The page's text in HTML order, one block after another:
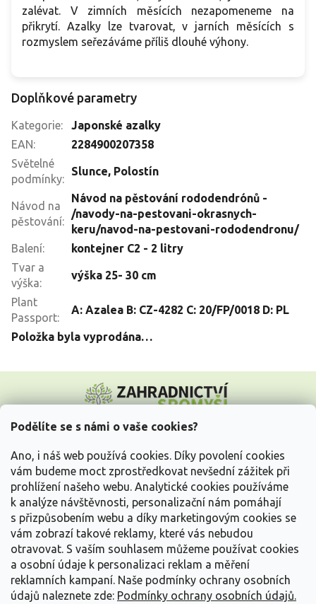
Podělíte se s námi o vaše cookies?
Ano, i náš web používá cookies. Díky povolení cookies
vám budeme moct zprostředkovat nevšední zážitek při
prohlížení našeho webu. Analytické cookies používáme
k analýze návštěvnosti, personalizační nám pomáhají
s přizpůsobením webu a díky marketingovým cookies se
vám zobrazí takové reklamy, které vás nebudou
otravovat. S vaším souhlasem můžeme používat cookies
a osobní údaje k personalizaci reklam a měření
reklamních kampaní. Naše podmínky ochrany osobních
údajů naleznete zde: Podmínky ochrany osobních údajů.
zalévat. V zimních měsících nezapomeneme na
přikrytí. Azalky lze tvarovat, v jarních měsících s
rozmyslem seřezáváme příliš dlouhé výhony.
Doplňkové parametry
Kategorie:
Japonské azalky
EAN:
2284900207358
Světelné
podmínky:
Slunce, Polostín
Návod na
pěstování:
Návod na pěstování rododendrónů -
/navody-na-pestovani-okrasnych-
keru/navod-na-pestovani-rododendronu/
Balení:
kontejner C2 - 2 litry
Tvar a
výška:
výška 25- 30 cm
Plant
Passport:
A: Azalea B: CZ-4282 C: 20/FP/0018 D: PL
Položka byla vyprodána…
p
Vše o nákupu
Informace pro Vás
Kontakujte nás